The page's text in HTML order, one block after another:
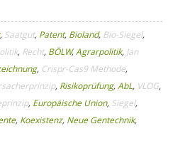
, Saatgut, Patent, Bioland, Bio-Siegel,
, Recht, BÖLW,Agrarpolitik, Jan
, Crispr-Cas9 Methode,
, Risikoprüfung,AbL, VLOG,
, Europäische Union, Siegel,
, Koexistenz, Neue Gentechnik,